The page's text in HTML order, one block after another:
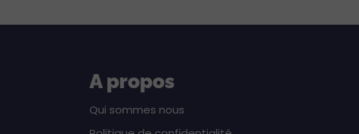
A propos
Qui sommes nous